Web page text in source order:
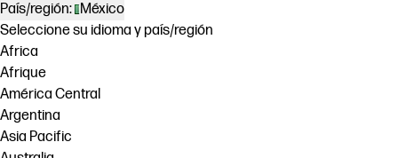
País/región: México
Seleccione su idioma y país/región
Africa
Afrique
América Central
Argentina
Asia Pacific